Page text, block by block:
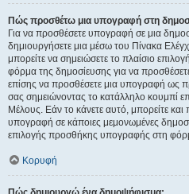
Πώς προσθέτω μια υπογραφή στη
Για να προσθέσετε υπογραφή σε μια
δημιουργήσετε μια μέσω του Πίνακα
μπορείτε να σημειώσετε το πλαίσιο
φόρμα της δημοσίευσης για να
επίσης να προσθέσετε μια υπογραφή ως
σας σημειώνοντας το κατάλληλο κουμπί
Μέλους. Εάν το κάνετε αυτό, μπορείτε
υπογραφή σε κάποιες μεμονωμένες
επιλογής προσθήκης υπογραφής στη
Κορυφή